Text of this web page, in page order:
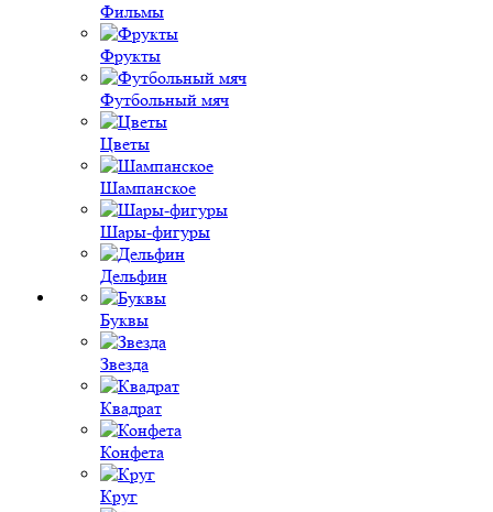
Фильмы
Фрукты
Футбольный мяч
Цветы
Шампанское
Шары-фигуры
Дельфин
Буквы
Звезда
Квадрат
Конфета
Круг